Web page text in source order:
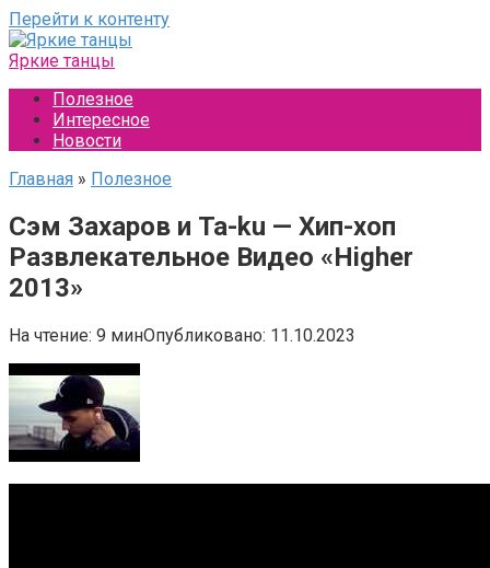
Перейти к контенту
Яркие танцы
Полезное
Интересное
Новости
Главная » Полезное
Сэм Захаров и Ta-ku — Хип-хоп
Развлекательное Видео «Higher
2013»
На чтение: 9 минОпубликовано: 11.10.2023